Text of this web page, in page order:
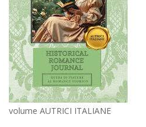
volume AUTRICI ITALIANE